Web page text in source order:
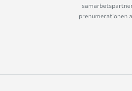
prenumerationen